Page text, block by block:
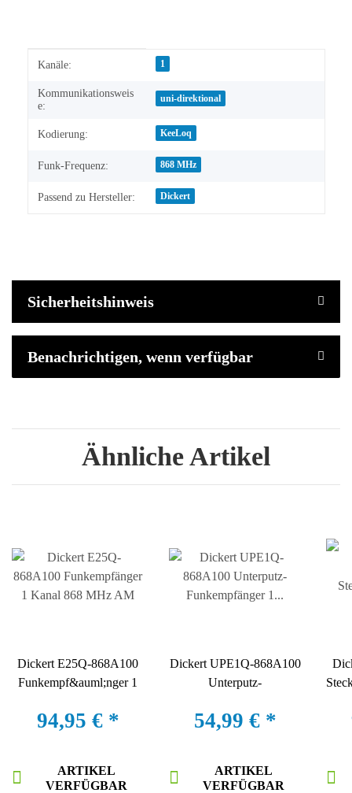
Produkteigenschaft
Wert
Kanäle: 1
Kommunikationsweis
e:
uni-direktional
Kodierung: KeeLoq
Funk-Frequenz: 868 MHz
Passend zu Hersteller: Dickert
Sicherheitshinweis
Benachrichtigen, wenn verfügbar
Ähnliche Artikel
Dickert E25Q-868A100
Funkempf&auml;nger 1
94,95 € *
ARTIKEL
VERFÜGBAR
Dickert UPE1Q-868A100
Unterputz-
Kanal 868 MHz
54,99 € *
ARTIKEL
VERFÜGBAR